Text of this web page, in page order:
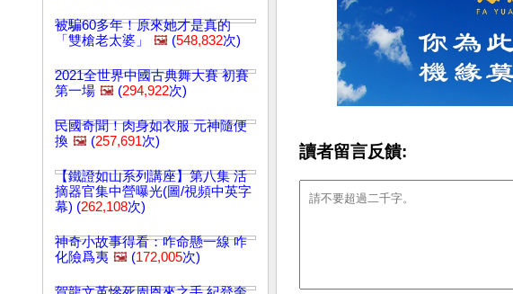
被騙60多年！原來她才是真的
「雙槍老太婆」
🖼️ (548,832次)
2021全世界中國古典舞大賽 初賽
第一場 🖼️ (294,922次)
民國奇聞！肉身如衣服 元神隨便
換 🖼️ (257,691次)
【鐵證如山系列講座】第八集 活
摘器官集中營曝光(圖/視頻中英字
幕) (262,108次)
神奇小故事得看：咋命懸一線 咋
化險爲夷 🖼️ (172,005次)
讀者留言反饋: